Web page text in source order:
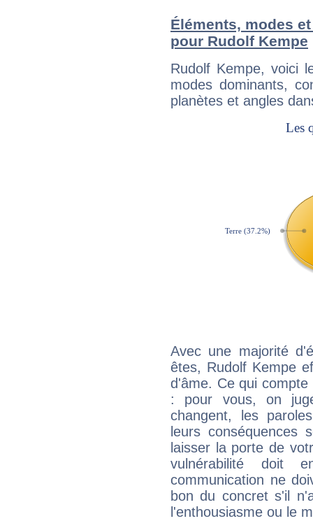
Éléments, modes
pour Rudolf Kempe
Rudolf Kempe, voici
modes dominants,
planètes et angles
Avec une majorité
êtes, Rudolf Kempe
d'âme. Ce qui
: pour vous, on
changent, les
leurs conséquences
laisser la porte de
vulnérabilité doit
communication ne
bon du concret s'il
l'enthousiasme ou le